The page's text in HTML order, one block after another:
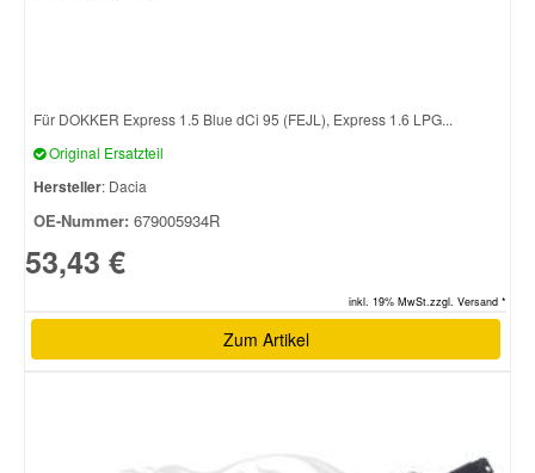
Für DOKKER Express 1.5 Blue dCi 95 (FEJL), Express 1.6 LPG...
Original Ersatzteil
Hersteller: Dacia
OE-Nummer: 679005934R
53,43 €
inkl. 19% MwSt.zzgl. Versand *
Zum Artikel